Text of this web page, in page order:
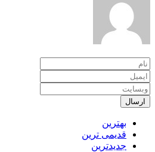
ارسال
بهترین
قدیمی ترین
جدیدترین